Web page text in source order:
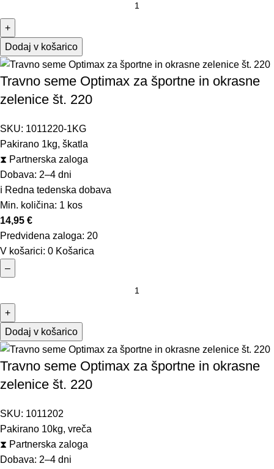
+
Dodaj v košarico
Travno seme Optimax za športne in okrasne
zelenice št. 220
SKU: 1011220-1KG
Pakirano 1kg, škatla
⧗ Partnerska zaloga
Dobava: 2–4 dni
ℹ️ Redna tedenska dobava
Min. količina: 1 kos
14,95 €
Predvidena zaloga: 20
V košarici: 0 Košarica
–
+
Dodaj v košarico
Travno seme Optimax za športne in okrasne
zelenice št. 220
SKU: 1011202
Pakirano 10kg, vreča
⧗ Partnerska zaloga
Dobava: 2–4 dni